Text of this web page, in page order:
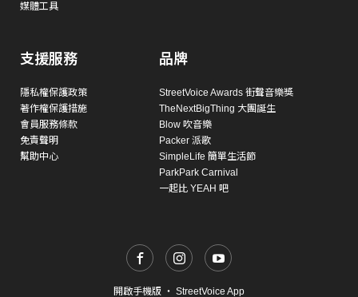
媒體工具
支援服務
隱私權保護政策
著作權保護措施
會員服務條款
免責聲明
幫助中心
品牌
StreetVoice Awards 街聲音樂獎
TheNextBigThing 大團誕生
Blow 吹音樂
Packer 派歌
SimpleLife 簡單生活節
ParkPark Carnival
一起比 YEAH 吧
開啟手機版 ・ StreetVoice App